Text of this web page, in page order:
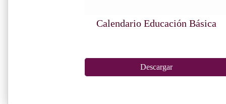
Calendario Educación Básica
Descargar